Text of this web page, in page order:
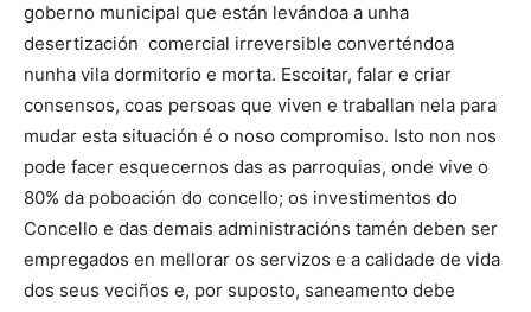
goberno municipal que están levándoa a unha
desertización comercial irreversible converténdoa
nunha vila dormitorio e morta. Escoitar, falar e criar
consensos, coas persoas que viven e traballan nela para
mudar esta situación é o noso compromiso. Isto non nos
pode facer esquecernos das as parroquias, onde vive o
80% da poboación do concello; os investimentos do
Concello e das demais administracións tamén deben ser
empregados en mellorar os servizos e a calidade de vida
dos seus veciños e, por suposto, saneamento debe